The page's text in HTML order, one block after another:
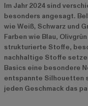
Im Jahr 2024 sind
besonders angesagt.
wie Weiß, Schwarz und
Farben wie Blau,
strukturierte Stoffe,
nachhaltige Stoffe
Basics eine besondere
entspannte Silhouetten
jeden Geschmack das